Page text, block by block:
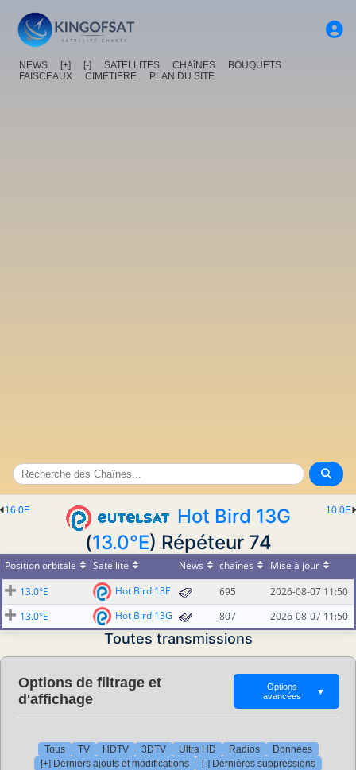
NEWS [+] [-] SATELLITES CHAîNES
BOUQUETS
FAISCEAUX
CIMETIERE PLAN DU SITE
10.0E
16.0E
Hot Bird 13G
(13.0°E) Répéteur 74
Position orbitale Satellite News chaînes
Mise à jour
13.0°E
Hot Bird 13F 695
2026-08-07 11:50
13.0°E
Hot Bird 13G 807 2026-08-07 11:50
Toutes transmissions
Options de filtrage et
d'affichage
Options
avancées
▼
Tous TV HDTV 3DTV Ultra HD Radios
Données
[+] Derniers ajouts et modifications
[-] Dernières suppressions